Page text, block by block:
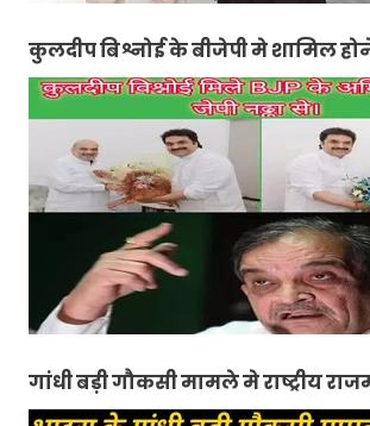
कुलदीप बिश्नोई के बीजेपी मे शामिल होने
गांधी बड़ी गौकसी मामले मे राष्ट्रीय